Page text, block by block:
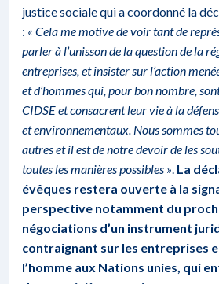
justice sociale qui a coordonné la
: « Cela me motive de voir tant de
parler à l’unisson de la question de la
entreprises, et insister sur l’action
et d’hommes qui, pour bon nombre,
CIDSE et consacrent leur vie à la
et environnementaux. Nous sommes
autres et il est de notre devoir de les
toutes les manières possibles ». La
évêques restera ouverte à la
perspective notamment du
négociations d’un instrument
contraignant sur les entreprises
l’homme aux Nations unies, qui